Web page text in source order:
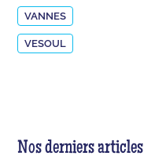
VANNES
VESOUL
Nos derniers articles